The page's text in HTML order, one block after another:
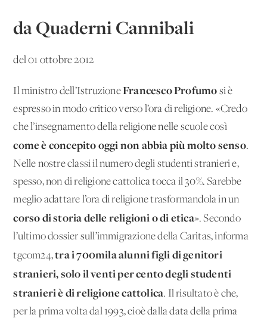
da Quaderni Cannibali
del 01 ottobre 2012
Il ministro dell’IstruzioneFrancesco Profumo si è
espresso in modo critico verso l’ora di religione. «Credo
che l’insegnamento della religione nelle scuole così
come è concepito oggi non abbia più molto senso.
Nelle nostre classi il numero degli studenti stranieri e,
spesso, non di religione cattolica tocca il 30%. Sarebbe
meglio adattare l’ora di religione trasformandola in un
corso di storia delle religioni o di etica». Secondo
l’ultimo dossier sull’immigrazione della Caritas, informa
tgcom24,tra i 700mila alunni figli di genitori
stranieri, solo il venti per cento degli studenti
stranieri è di religione cattolica. Il risultato è che,
per la prima volta dal 1993, cioè dalla data della prima